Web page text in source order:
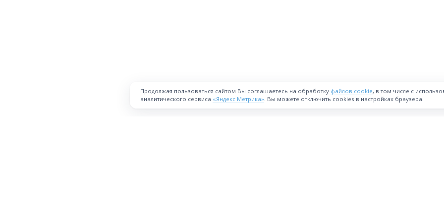
Продолжая пользоваться сайтом Вы соглашаетесь на обработку файлов cookie, в том числе с
аналитического сервиса «Яндекс Метрика». Вы можете отключить cookies в настройках браузера.